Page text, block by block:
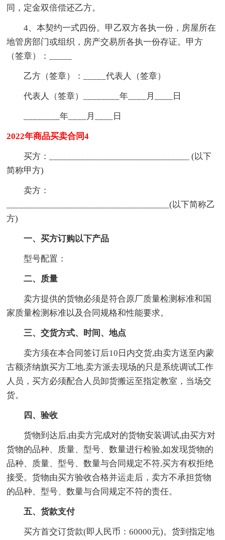
同，定金双倍偿还乙方。
4、本契约一式四份。甲乙双方各执一份，房屋所在
地管房部门或组织，房产交易所各执一份存证。甲方
（签章）：_____
乙方（签章）：_____代表人（签章）
代表人（签章）________年____月____日
________年____月____日
2022年商品买卖合同4
买方：_______________________________ (以下
简称甲方)
卖方：
____________________________________(以下简称乙
方)
一、买方订购以下产品
型号配置：
二、质量
卖方提供的货物必须是符合原厂质量检测标准和国
家质量检测标准以及合同规格和性能要求。
三、交货方式、时间、地点
卖方须在本合同签订后10日内交货,由卖方送至内蒙
古额济纳旗买方工地,卖方派去现场的只是系统调试工作
人员，买方必须配合人员卸货搬运至指定教室，当场交
货。
四、验收
货物到达后,由卖方完成对的货物安装调试,由买方对
货物的品种、质量、型号、数量进行检验,如发现货物的
品种、质量、型号、数量与合同规定不符,买方有权拒绝
接受。货物由买方验收合格并运走后，卖方不承担货物
的品种、型号、数量与合同规定不符的责任。
五、货款支付
买方首交订货款(即人民币：60000元)。货到指定地